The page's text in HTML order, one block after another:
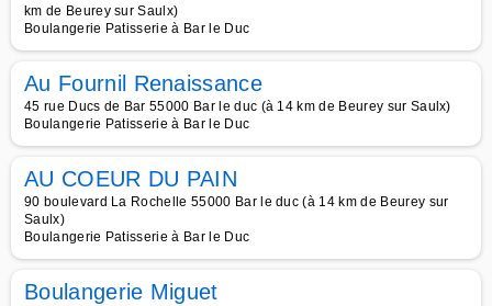
km de Beurey sur Saulx)
Boulangerie Patisserie à Bar le Duc
Au Fournil Renaissance
45 rue Ducs de Bar 55000 Bar le duc (à 14 km de Beurey sur Saulx)
Boulangerie Patisserie à Bar le Duc
AU COEUR DU PAIN
90 boulevard La Rochelle 55000 Bar le duc (à 14 km de Beurey sur
Saulx)
Boulangerie Patisserie à Bar le Duc
Boulangerie Miguet